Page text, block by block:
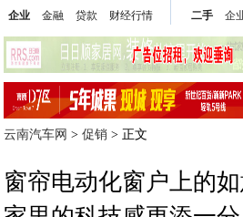
企业
金融
贷款
财经行情
二手
企
云南汽车网 >促销 > 正文
窗帘电动化窗户上的